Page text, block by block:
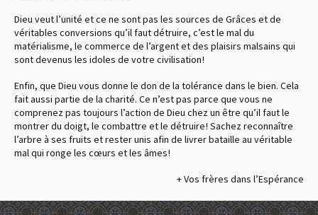
Dieu veut l’unité et ce ne sont pas les sources de Grâces et de
véritables conversions qu’il faut détruire, c’est le mal du
matérialisme, le commerce de l’argent et des plaisirs malsains qui
sont devenus les idoles de votre civilisation !
Enfin, que Dieu vous donne le don de la tolérance dans le bien. Cela
fait aussi partie de la charité. Ce n’est pas parce que vous ne
comprenez pas toujours l’action de Dieu chez un être qu’il faut le
montrer du doigt, le combattre et le détruire ! Sachez reconnaître
l’arbre à ses fruits et rester unis afin de livrer bataille au véritable
mal qui ronge les cœurs et les âmes !
+ Vos frères dans l’Espérance